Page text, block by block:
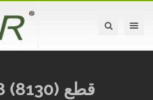
Toggle
مجموعة RICH 8 قطع (8130)